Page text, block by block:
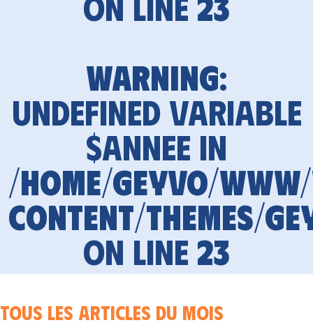
Warning:
Undefined variable
$annee in
/home/geyvo/
content/themes/
on line 23
Tous les articles du mois